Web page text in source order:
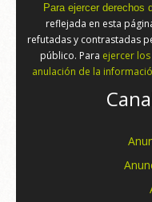
Para ejercer derechos
reflejada en esta
refutadas y contrastadas
público. Para ejercer
anulación de la